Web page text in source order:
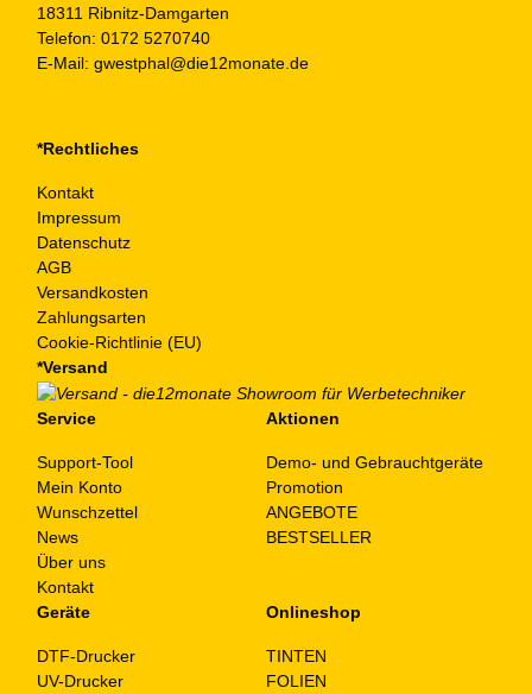
18311 Ribnitz-Damgarten
Telefon: 0172 5270740
E-Mail: gwestphal@die12monate.de
*Rechtliches
Kontakt
Impressum
Datenschutz
AGB
Versandkosten
Zahlungsarten
Cookie-Richtlinie (EU)
*Versand
Service
Support-Tool
Mein Konto
Wunschzettel
News
Über uns
Kontakt
Aktionen
Demo- und Gebrauchtgeräte
Promotion
ANGEBOTE
BESTSELLER
Geräte
DTF-Drucker
UV-Drucker
Onlineshop
TINTEN
FOLIEN